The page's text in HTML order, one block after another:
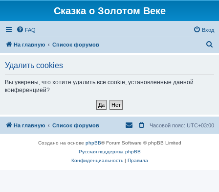
Сказка о Золотом Веке
FAQ Вход
На главную Список форумов
Удалить cookies
Вы уверены, что хотите удалить все cookie, установленные данной
конференцией?
На главную Список форумов Часовой пояс: UTC+03:00
Создано на основе phpBB® Forum Software © phpBB Limited
Русская поддержка phpBB
Конфиденциальность| Правила